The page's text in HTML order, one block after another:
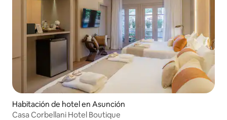
Habitación de hotel en Asunción
Casa Corbellani Hotel Boutique